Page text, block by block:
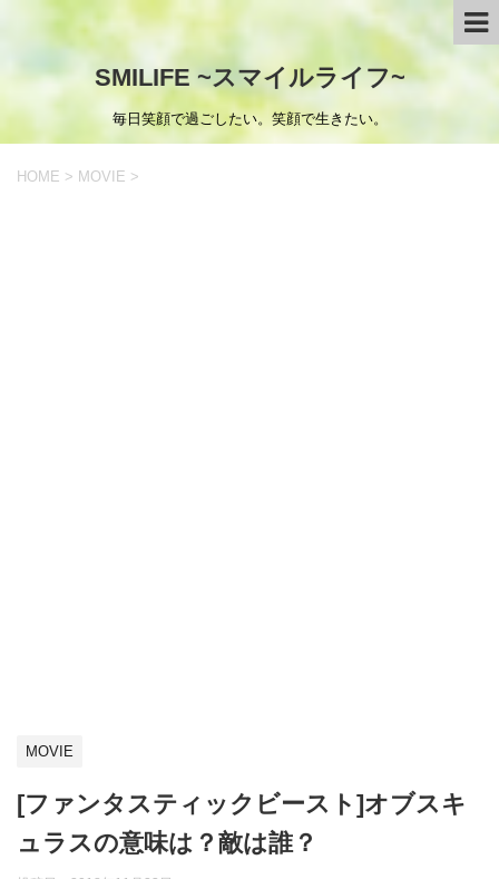
SMILIFE ~スマイルライフ~
毎日笑顔で過ごしたい。笑顔で生きたい。
HOME > MOVIE >
MOVIE
[ファンタスティックビースト]オブスキ
ュラスの意味は？敵は誰？